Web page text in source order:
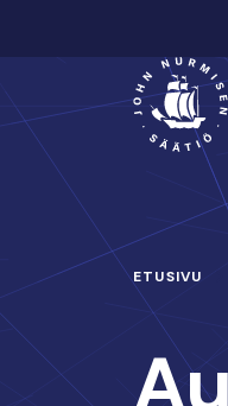
sisältöön
Päävalikko
ETUSIVU